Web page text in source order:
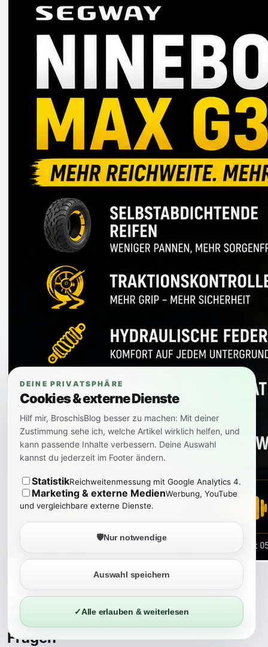
Segway Ninebot MAX G3 Plus:
Mehr Reichweite, aber noch offene
Fragen
DEINE PRIVATSPHÄRE
Cookies & externe Dienste
Hilf mir, BroschisBlog besser zu machen: Mit deiner
Zustimmung sehe ich, welche Artikel wirklich helfen, und
kann passende Inhalte verbessern. Deine Auswahl
kannst du jederzeit im Footer ändern.
StatistikReichweitenmessung mit Google Analytics 4.
Marketing & externe MedienWerbung, YouTube
und vergleichbare externe Dienste.
🛡️Nur notwendige
Auswahl speichern
✓Alle erlauben & weiterlesen